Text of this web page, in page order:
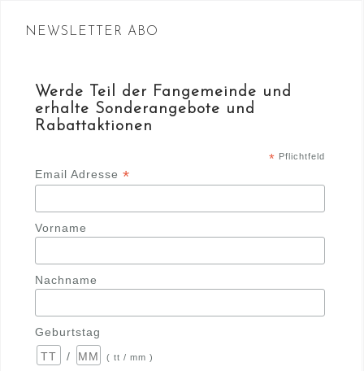
NEWSLETTER ABO
Werde Teil der Fangemeinde und
erhalte Sonderangebote und
Rabattaktionen
* Pflichtfeld
Email Adresse *
Vorname
Nachname
Geburtstag
/
( tt / mm )